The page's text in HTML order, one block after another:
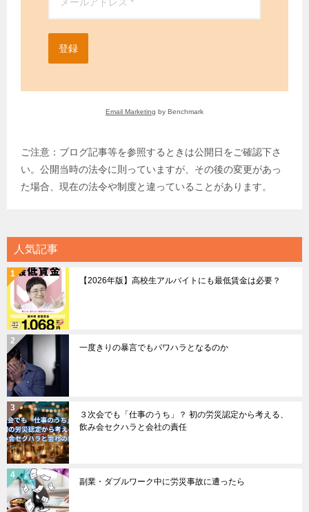
登録
Email Marketing by Benchmark
ご注意：ブログ記事等を参照するときは公開日をご確認下さ
い。公開当時の法令に則っていますが、その後の変更があっ
た場合、現在の法令や制度と違っていることがあります。
人気記事
【2026年版】高校生アルバイトにも最低賃金は必要？
一度きりの暴言でもパワハラとなるのか
３次会でも「仕事のうち」？ 初の労災認定から考える、
飲み会セクハラと会社の責任
副業・ダブルワーク中に労災事故に遭ったら